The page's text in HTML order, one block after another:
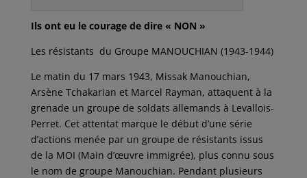
Ils ont eu le courage de dire « NON »
Les résistants du Groupe MANOUCHIAN (1943-1944)
Le matin du 17 mars 1943, Missak Manouchian,
Arsène Tchakarian et Marcel Rayman, attaquent à la
grenade un groupe de soldats allemands à Levallois-
Perret. Cet attentat marque le début d’une série
d’actions menée par un groupe de résistants issus
de la MOI (Main d’œuvre immigrée), plus connu sous
le nom de groupe Manouchian. Pendant plusieurs